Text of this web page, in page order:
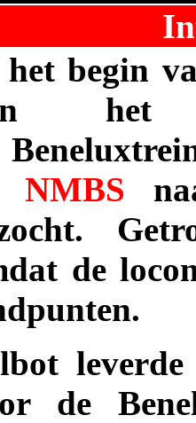
begin
het
NMBS
de
de